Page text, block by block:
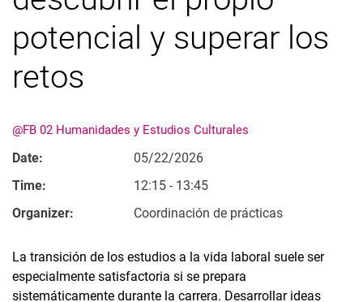
Ordenados por temas
potencial y superar los
retos
@FB 02 Humanidades y Estudios Culturales
Date:
05/22/2026
Time:
12:15 - 13:45
Organizer:
Coordinación de prácticas
La transición de los estudios a la vida laboral suele ser
especialmente satisfactoria si se prepara
sistemáticamente durante la carrera. Desarrollar ideas